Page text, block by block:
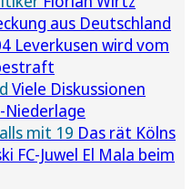
aus Deutschland
Leverkusen wird vom
Viele Diskussionen
Niederlage
mit 19 Das rät Kölns
FC-Juwel El Mala beim